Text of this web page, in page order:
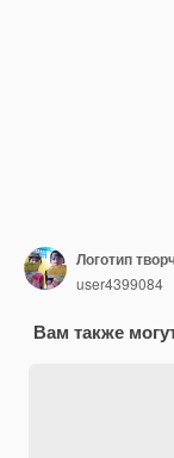
Логотип
user4399084
Вам также